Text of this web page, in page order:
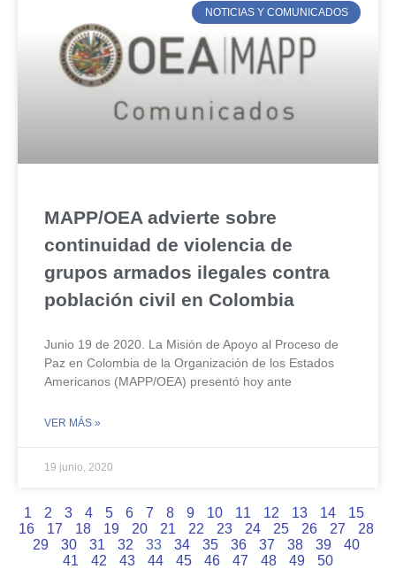
NOTICIAS Y COMUNICADOS
MAPP/OEA advierte sobre
continuidad de violencia de
grupos armados ilegales contra
población civil en Colombia
Junio 19 de 2020. La Misión de Apoyo al Proceso de
Paz en Colombia de la Organización de los Estados
Americanos (MAPP/OEA) presentó hoy ante
VER MÁS »
19 junio, 2020
1 2 3 4 5 6 7 8 9 10 11 12 13 14
15
16
17 18 19 20 21 22 23 24 25 26 27
28
29
30 31 32 33 34 35 36 37 38 39
40
41
42 43 44 45 46 47 48 49 50